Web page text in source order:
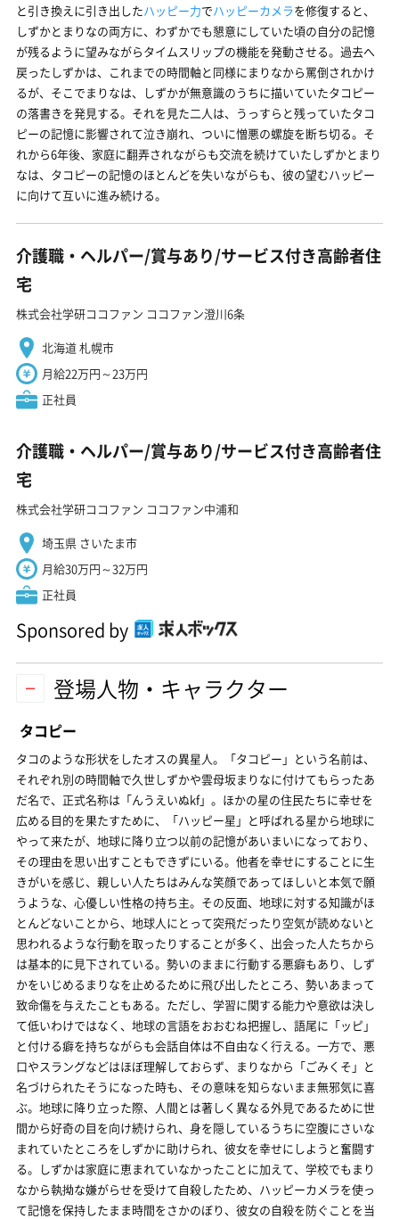
と引き換えに引き出したハッピー力でハッピーカメラを修復すると、
しずかとまりなの両方に、わずかでも懇意にしていた頃の自分の記憶
が残るように望みながらタイムスリップの機能を発動させる。過去へ
戻ったしずかは、これまでの時間軸と同様にまりなから罵倒されかけ
るが、そこでまりなは、しずかが無意識のうちに描いていたタコピー
の落書きを発見する。それを見た二人は、うっすらと残っていたタコ
ピーの記憶に影響されて泣き崩れ、ついに憎悪の螺旋を断ち切る。そ
れから6年後、家庭に翻弄されながらも交流を続けていたしずかとまり
なは、タコピーの記憶のほとんどを失いながらも、彼の望むハッピー
に向けて互いに進み続ける。
介護職・ヘルパー/賞与あり/サービス付き高齢者住
宅
株式会社学研ココファン ココファン澄川6条
北海道 札幌市
月給22万円～23万円
正社員
介護職・ヘルパー/賞与あり/サービス付き高齢者住
宅
株式会社学研ココファン ココファン中浦和
埼玉県 さいたま市
月給30万円～32万円
正社員
Sponsored by
登場人物・キャラクター
タコピー
タコのような形状をしたオスの異星人。「タコピー」という名前は、
それぞれ別の時間軸で久世しずかや雲母坂まりなに付けてもらったあ
だ名で、正式名称は「んうえいぬkf」。ほかの星の住民たちに幸せを
広める目的を果たすために、「ハッピー星」と呼ばれる星から地球に
やって来たが、地球に降り立つ以前の記憶があいまいになっており、
その理由を思い出すこともできずにいる。他者を幸せにすることに生
きがいを感じ、親しい人たちはみんな笑顔であってほしいと本気で願
うような、心優しい性格の持ち主。その反面、地球に対する知識がほ
とんどないことから、地球人にとって突飛だったり空気が読めないと
思われるような行動を取ったりすることが多く、出会った人たちから
は基本的に見下されている。勢いのままに行動する悪癖もあり、しず
かをいじめるまりなを止めるために飛び出したところ、勢いあまって
致命傷を与えたこともある。ただし、学習に関する能力や意欲は決し
て低いわけではなく、地球の言語をおおむね把握し、語尾に「ッピ」
と付ける癖を持ちながらも会話自体は不自由なく行える。一方で、悪
口やスラングなどはほぼ理解しておらず、まりなから「ごみくそ」と
名づけられたそうになった時も、その意味を知らないまま無邪気に喜
ぶ。地球に降り立った際、人間とは著しく異なる外見であるために世
間から好奇の目を向け続けられ、身を隠しているうちに空腹にさいな
まれていたところをしずかに助けられ、彼女を幸せにしようと奮闘す
る。しずかは家庭に恵まれていなかったことに加えて、学校でもまり
なから執拗な嫌がらせを受けて自殺したため、ハッピーカメラを使っ
て記憶を保持したまま時間をさかのぼり、彼女の自殺を防ぐことを当